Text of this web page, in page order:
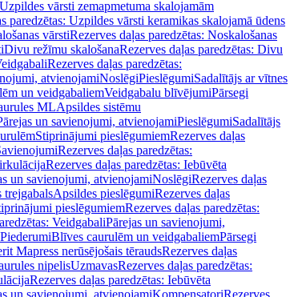
Uzpildes vārsti zemapmetuma skalojamām
paredzētas: Uzpildes vārsti keramikas skalojamā ūdens
vārstiRezerves daļas paredzētas: Noskalošanas
Divu režīmu skalošanaRezerves daļas paredzētas: Divu
Rezerves daļas paredzētas:
atvienojamiNoslēgiPieslēgumiSadalītājs ar vītnes
un veidgabaliemVeidgabalu blīvējumiPārsegi
MLApsildes sistēmu
un savienojumi, atvienojamiPieslēgumiSadalītājs
Stiprinājumi pieslēgumiemRezerves daļas
Rezerves daļas paredzētas:
Rezerves daļas paredzētas: Iebūvēta
un savienojumi, atvienojamiNoslēgiRezerves daļas
trejgabalsApsildes pieslēgumiRezerves daļas
pieslēgumiemRezerves daļas paredzētas:
VeidgabaliPārejas un savienojumi,
Blīves caurulēm un veidgabaliemPārsegi
Mapress nerūsējošais tēraudsRezerves daļas
nipelisUzmavasRezerves daļas paredzētas:
Rezerves daļas paredzētas: Iebūvēta
un savienojumi, atvienojamiKompensatoriRezerves